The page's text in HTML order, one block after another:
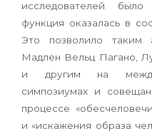
исследователей
функция оказалась в
Это позволило таким
Мадлен Вельц Пагано,
и другим на
симпозиумах и
процессе «
и «искажения образа